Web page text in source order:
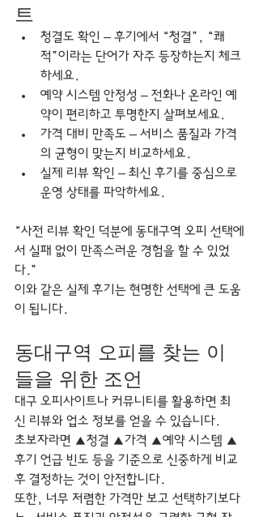
트
청결도 확인 – 후기에서 “청결”, “쾌
적”이라는 단어가 자주 등장하는지 체크
하세요.
예약 시스템 안정성 – 전화나 온라인 예
약이 편리하고 투명한지 살펴보세요.
가격 대비 만족도 – 서비스 품질과 가격
의 균형이 맞는지 비교하세요.
실제 리뷰 확인 – 최신 후기를 중심으로
운영 상태를 파악하세요.
“사전 리뷰 확인 덕분에 동대구역 오피 선택에
서 실패 없이 만족스러운 경험을 할 수 있었
다.”
이와 같은 실제 후기는 현명한 선택에 큰 도움
이 됩니다.
동대구역 오피를 찾는 이
들을 위한 조언
대구 오피사이트나 커뮤니티를 활용하면 최
신 리뷰와 업소 정보를 얻을 수 있습니다.
초보자라면 ▲청결 ▲가격 ▲예약 시스템 ▲
후기 언급 빈도 등을 기준으로 신중하게 비교
후 결정하는 것이 안전합니다.
또한, 너무 저렴한 가격만 보고 선택하기보다